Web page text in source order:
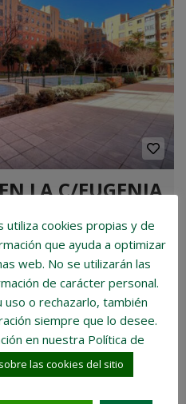
LA C/EUGENIA
m2
COMPARE DETAILS
utiliza cookies propias y de
que ayuda a optimizar
web. No se utilizarán las
de carácter personal.
o rechazarlo, también
siempre que lo desee.
en nuestra Política de
las cookies del sitio